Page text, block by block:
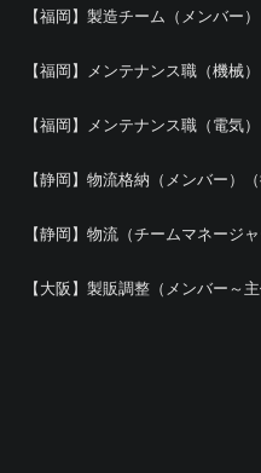
【福岡】製造チーム（メンバー
【福岡】メンテナンス職（機械）
【福岡】メンテナンス職（電気）
【静岡】物流格納（メンバー）（
【静岡】物流（チームマネージ
【大阪】製販調整（メンバー～主